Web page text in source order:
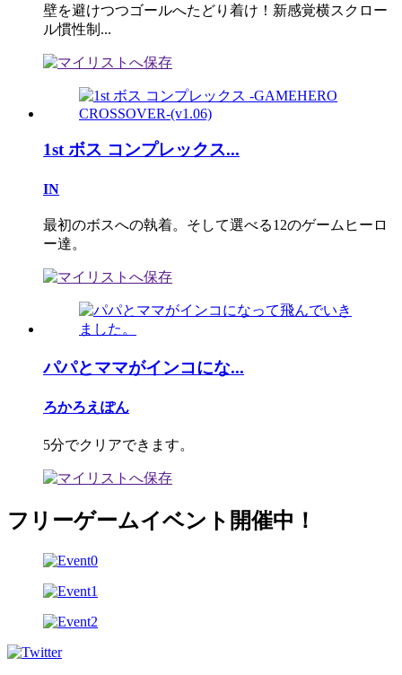
壁を避けつつゴールへたどり着け！新感覚横スクロー
ル慣性制...
1st ボス コンプレックス...
IN
最初のボスへの執着。そして選べる12のゲームヒーロ
ー達。
パパとママがインコにな...
ろかろえぽん
5分でクリアできます。
フリーゲームイベント開催中！